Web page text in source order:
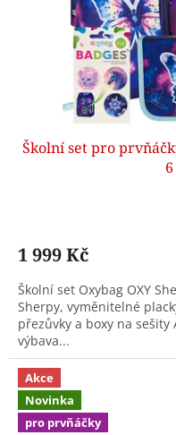
Školní set pro
1 999 Kč
Školní set Oxybag OXY
Sherpy, vyměnitelné
přezůvky a boxy na
výbava...
Akce
Novinka
pro prvňáčky